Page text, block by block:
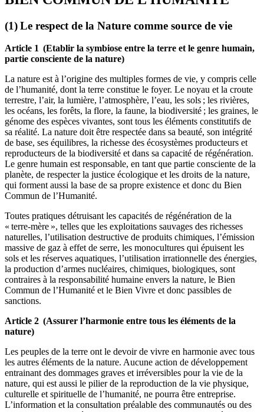
(1) Le respect de la Nature comme source de vie
Article 1 (Etablir la symbiose entre la terre et le genre humain,
partie consciente de la nature)
La nature est à l’origine des multiples formes de vie, y compris celle
de l’humanité, dont la terre constitue le foyer. Le noyau et la croute
terrestre, l’air, la lumière, l’atmosphère, l’eau, les sols ; les rivières,
les océans, les forêts, la flore, la faune, la biodiversité ; les graines, le
génome des espèces vivantes, sont tous les éléments constitutifs de
sa réalité. La nature doit être respectée dans sa beauté, son intégrité
de base, ses équilibres, la richesse des écosystèmes producteurs et
reproducteurs de la biodiversité et dans sa capacité de régénération.
Le genre humain est responsable, en tant que partie consciente de la
planète, de respecter la justice écologique et les droits de la nature,
qui forment aussi la base de sa propre existence et donc du Bien
Commun de l’Humanité.
Toutes pratiques détruisant les capacités de régénération de la
« terre-mère », telles que les exploitations sauvages des richesses
naturelles, l’utilisation destructive de produits chimiques, l’émission
massive de gaz à effet de serre, les monocultures qui épuisent les
sols et les réserves aquatiques, l’utilisation irrationnelle des énergies,
la production d’armes nucléaires, chimiques, biologiques, sont
contraires à la responsabilité humaine envers la nature, le Bien
Commun de l’Humanité et le Bien Vivre et donc passibles de
sanctions.
Article 2 (Assurer l’harmonie entre tous les éléments de la
nature)
Les peuples de la terre ont le devoir de vivre en harmonie avec tous
les autres éléments de la nature. Aucune action de développement
entrainant des dommages graves et irréversibles pour la vie de la
nature, qui est aussi le pilier de la reproduction de la vie physique,
culturelle et spirituelle de l’humanité, ne pourra être entreprise.
L’information et la consultation préalable des communautés ou des